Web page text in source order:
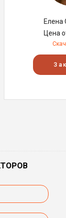
Елена
Цена